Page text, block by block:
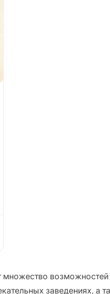
заведениях, а